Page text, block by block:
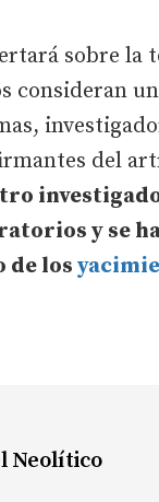
sobre la
consideran
del
y se
de los
Neolítico